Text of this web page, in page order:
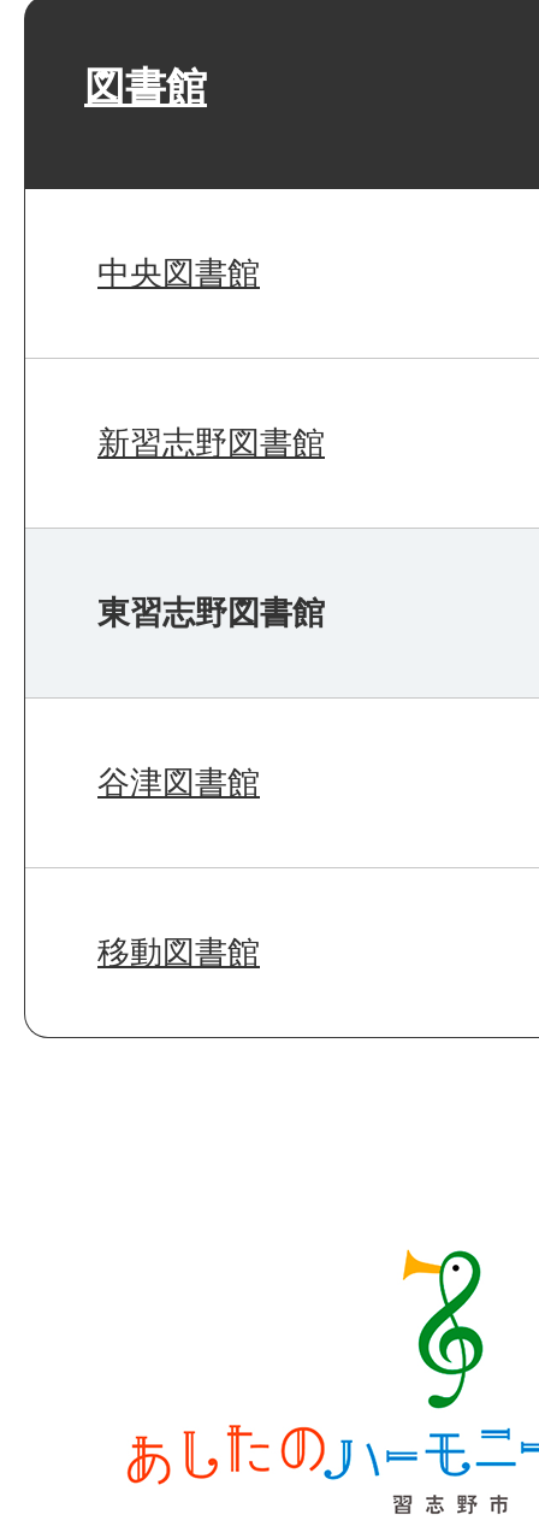
図書館
中央図書館
新習志野図書館
東習志野図書館
谷津図書館
移動図書館